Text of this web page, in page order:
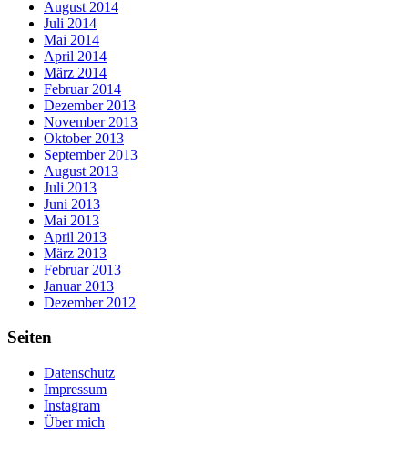
August 2014
Juli 2014
Mai 2014
April 2014
März 2014
Februar 2014
Dezember 2013
November 2013
Oktober 2013
September 2013
August 2013
Juli 2013
Juni 2013
Mai 2013
April 2013
März 2013
Februar 2013
Januar 2013
Dezember 2012
Seiten
Datenschutz
Impressum
Instagram
Über mich